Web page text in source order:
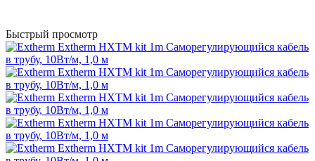
Быстрый просмотр